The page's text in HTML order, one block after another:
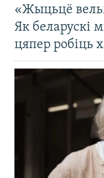
«Жыцьцё
Як беларускі
цяпер робіць